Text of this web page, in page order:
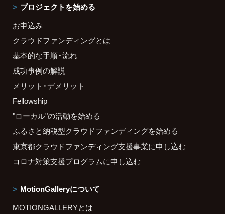
プロジェクトを始める
お申込み
クラウドファンディングとは
基本的な手順・流れ
成功事例の解説
メリット・デメリット
Fellowship
"ローカル"の活動を始める
ふるさと納税型クラウドファンディングを始める
東京都クラウドファンディング支援事業に申し込む
コロナ対策支援プログラムに申し込む
MotionGalleryについて
MOTIONGALLERYとは